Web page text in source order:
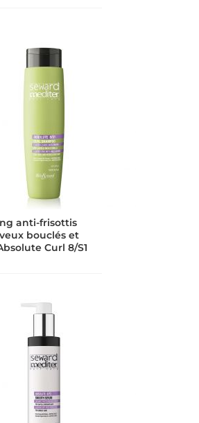
anti-frisottis
bouclés et
Curl 8/S1